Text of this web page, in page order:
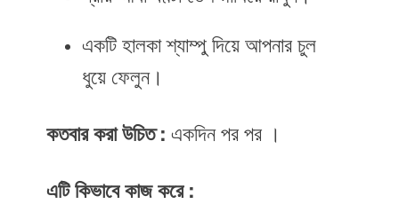
একটি হালকা শ্যাম্পু দিয়ে আপনার চুল
ধুয়ে ফেলুন।
কতবার করা উচিত : একদিন পর পর ।
এটি কিভাবে কাজ করে :